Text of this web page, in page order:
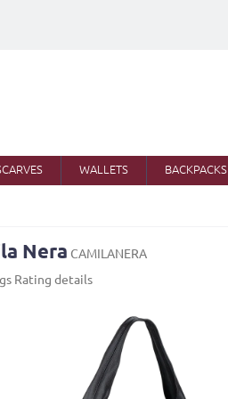
WALLETS BACKPACKS
Nera CAMILANERA
Rating details